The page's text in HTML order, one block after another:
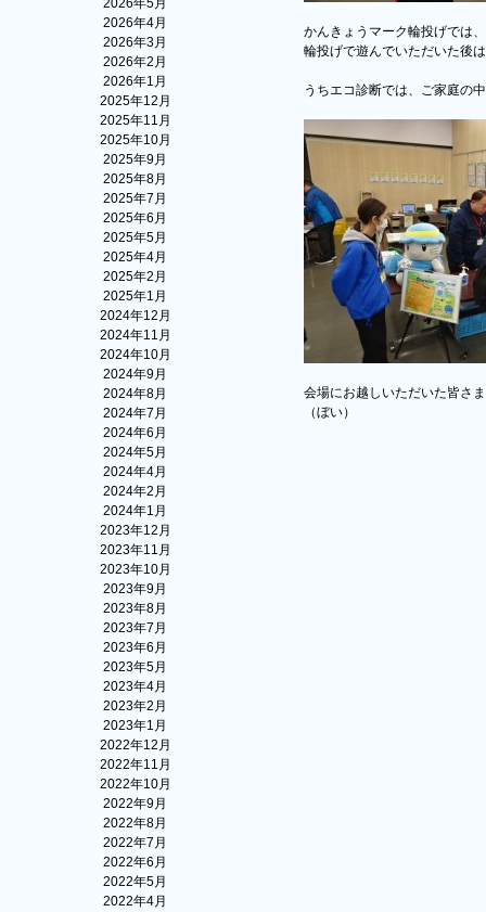
2026年5月
2026年4月
2026年3月
2026年2月
2026年1月
2025年12月
2025年11月
2025年10月
2025年9月
2025年8月
2025年7月
2025年6月
2025年5月
2025年4月
2025年2月
2025年1月
2024年12月
2024年11月
2024年10月
2024年9月
2024年8月
2024年7月
2024年6月
2024年5月
2024年4月
2024年2月
2024年1月
2023年12月
2023年11月
2023年10月
2023年9月
2023年8月
2023年7月
2023年6月
2023年5月
2023年4月
2023年2月
2023年1月
2022年12月
2022年11月
2022年10月
2022年9月
2022年8月
2022年7月
2022年6月
2022年5月
2022年4月
かんきょうマーク輪投げでは
輪投げで遊んでいただいた後
うちエコ診断では、ご家庭の
会場にお越しいただいた皆さ
（ぼい）